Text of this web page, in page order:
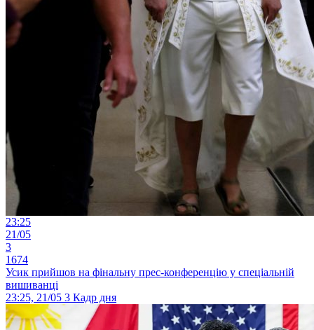
23:25
21/05
3
1674
Усик прийшов на фінальну прес-конференцію у спеціальній
вишиванці
23:25, 21/05 3 Кадр дня